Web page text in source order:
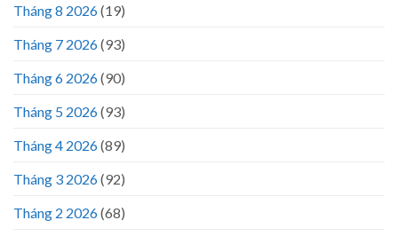
Tháng 8 2026(19)
Tháng 7 2026(93)
Tháng 6 2026(90)
Tháng 5 2026(93)
Tháng 4 2026(89)
Tháng 3 2026(92)
Tháng 2 2026(68)